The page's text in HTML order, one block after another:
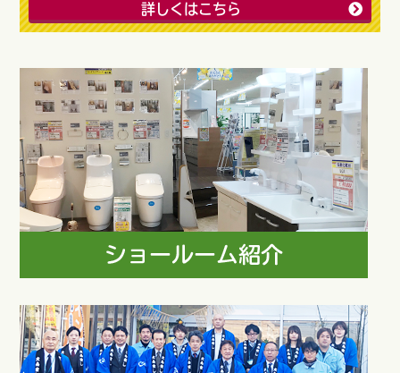
詳しくはこちら